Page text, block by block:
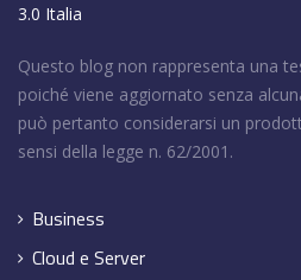
3.0 Italia
Questo blog non rappresenta una
poiché viene aggiornato senza
può pertanto considerarsi un
sensi della legge n. 62/2001.
Business
Cloud e Server